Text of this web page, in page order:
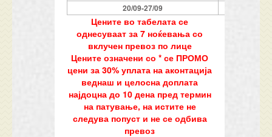
20/09-27/09
Цените во табелата се
однесуваат за 7 ноќевања со
вклучен превоз по лице
Цените означени со * се ПРОМО
цени за 30% уплата на аконтација
веднаш и целосна доплата
најдоцна до 10 дена пред термин
на патување, на истите не
следува попуст и не се одбива
превоз